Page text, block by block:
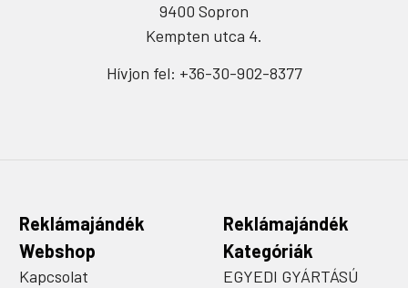
9400 Sopron
Kempten utca 4.
Hívjon fel: +36-30-902-8377
Reklámajándék
Webshop
Kapcsolat
Reklámajándék
Kategóriák
EGYEDI GYÁRTÁSÚ